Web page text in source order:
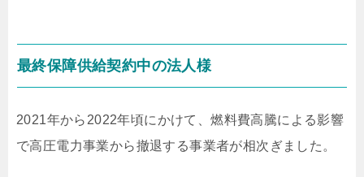
最終保障供給契約中の法人様
2021年から2022年頃にかけて、燃料費高騰による影響
で高圧電力事業から撤退する事業者が相次ぎました。